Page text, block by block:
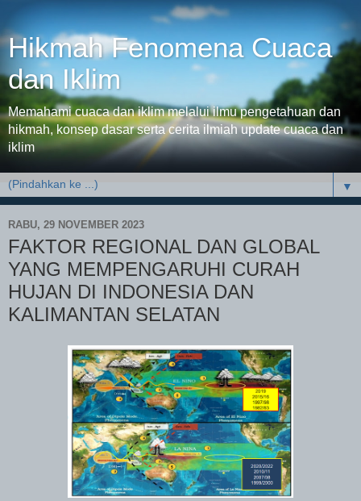
Hikmah Fenomena Cuaca
dan Iklim
Memahami cuaca dan iklim melalui ilmu pengetahuan dan
hikmah, konsep dasar serta cerita ilmiah update cuaca dan
iklim
▼
RABU, 29 NOVEMBER 2023
FAKTOR REGIONAL DAN GLOBAL
YANG MEMPENGARUHI CURAH
HUJAN DI INDONESIA DAN
KALIMANTAN SELATAN